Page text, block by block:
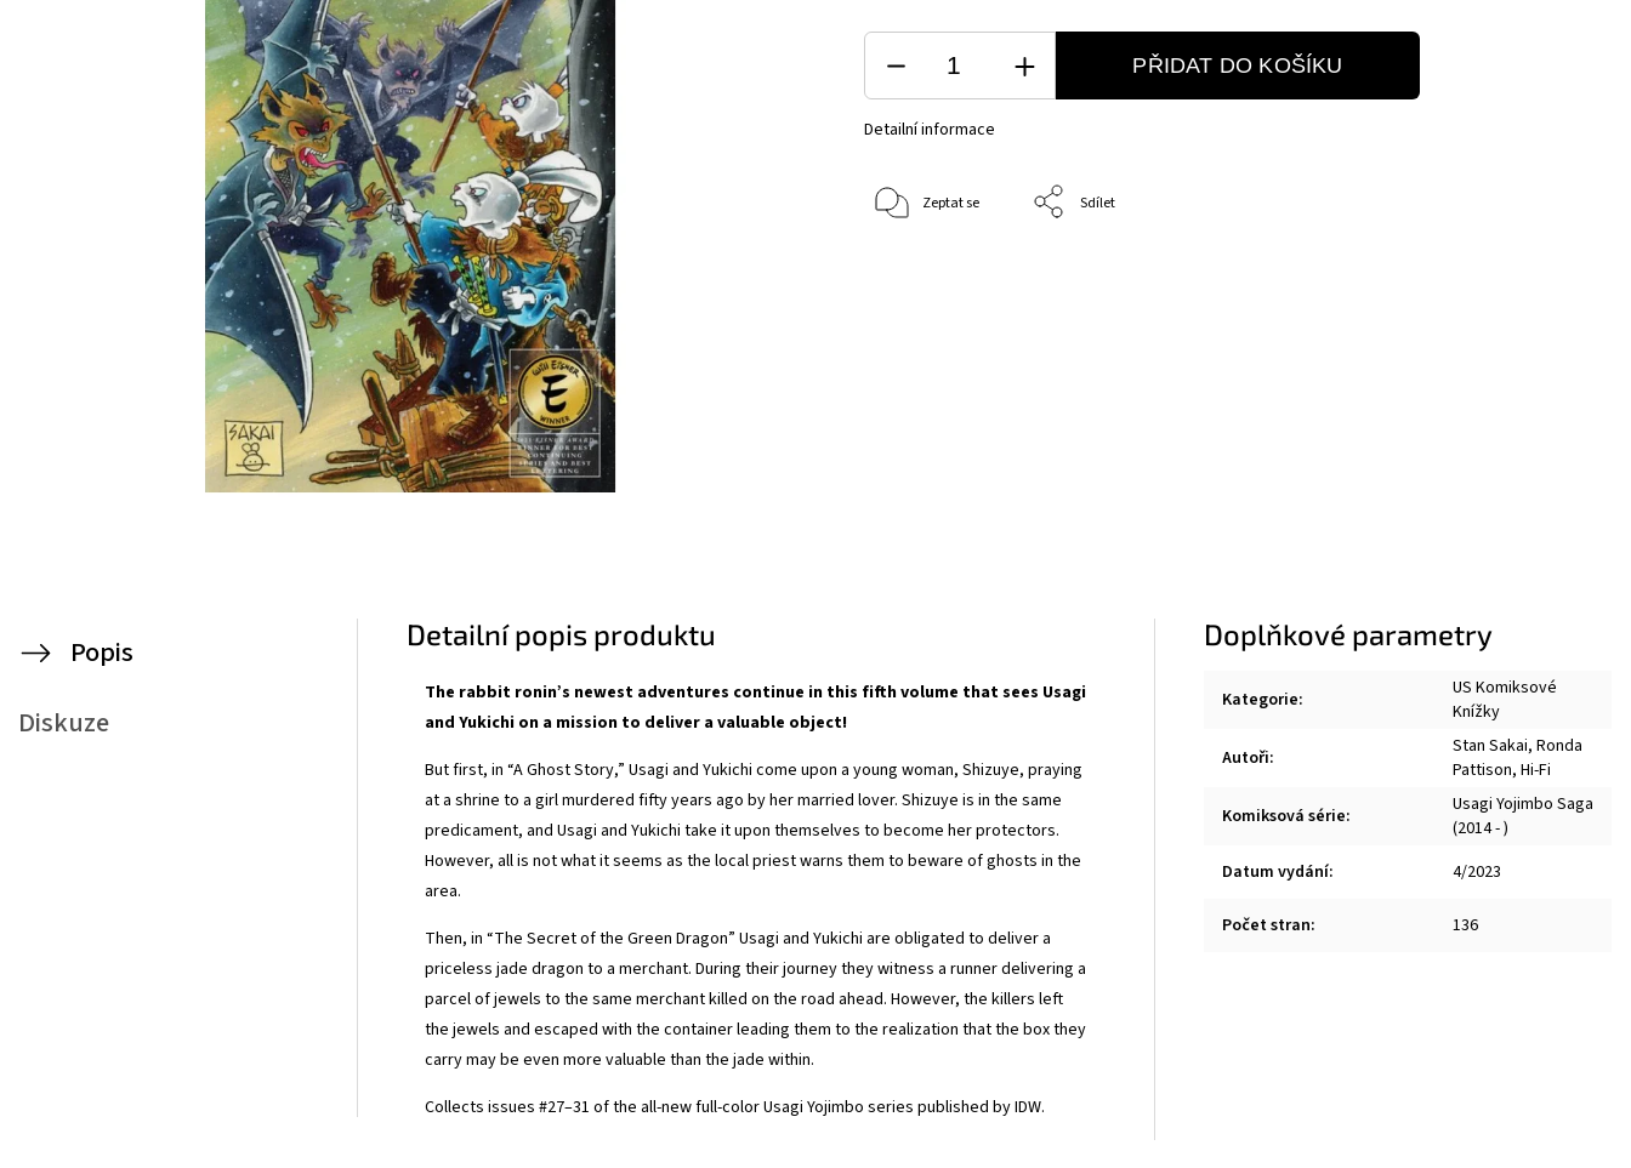
PŘIDAT DO KOŠÍKU
Detailní informace
Zeptat se Sdílet
Popis
Diskuze
Detailní popis produktu
The rabbit ronin’s newest adventures continue in this fifth volume that sees Usagi
and Yukichi on a mission to deliver a valuable object!
But first, in “A Ghost Story,” Usagi and Yukichi come upon a young woman, Shizuye, praying
at a shrine to a girl murdered fifty years ago by her married lover. Shizuye is in the same
predicament, and Usagi and Yukichi take it upon themselves to become her protectors.
However, all is not what it seems as the local priest warns them to beware of ghosts in the
area.
Then, in “The Secret of the Green Dragon” Usagi and Yukichi are obligated to deliver a
priceless jade dragon to a merchant. During their journey they witness a runner delivering a
parcel of jewels to the same merchant killed on the road ahead. However, the killers left
the jewels and escaped with the container leading them to the realization that the box they
carry may be even more valuable than the jade within.
Collects issues #27–31 of the all-new full-color Usagi Yojimbo series published by IDW.
Doplňkové parametry
Kategorie:
US Komiksové
Knížky
Autoři: Stan Sakai,Ronda
Pattison,Hi-Fi
Komiksová série:
Usagi Yojimbo Saga
(2014 - )
Datum vydání: 4/2023
Počet stran: 136